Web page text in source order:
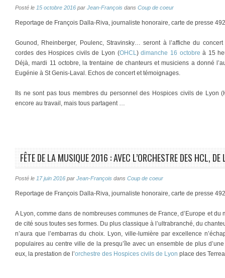
Posté le 15 octobre 2016 par Jean-François dans Coup de coeur
Reportage de François Dalla-Riva, journaliste honoraire, carte de presse
Gounod, Rheinberger, Poulenc, Stravinsky… seront à l’affiche du
cordes des Hospices civils de Lyon (OHCL )dimanche 16 octobreà 15
Déjà, mardi 11 octobre, la trentaine de chanteurs et musiciens a donné
Eugénie à St Genis-Laval. Echos de concert et témoignages.
Ils ne sont pas tous membres du personnel des Hospices civils de Lyon
encore au travail, mais tous partagent …
FÊTE DE LA MUSIQUE 2016 : AVEC L’ORCHESTRE DES HCL,
Posté le 17 juin 2016 par Jean-François dans Coup de coeur
Reportage de François Dalla-Riva, journaliste honoraire, carte de presse
A Lyon, comme dans de nombreuses communes de France, d’Europe et
de cité sous toutes ses formes. Du plus classique à l’ultrabranché, du
n’aura que l’embarras du choix. Lyon, ville-lumière par excellence
populaires au centre ville de la presqu’île avec un ensemble de plus d’une
eux, la prestation de l’orchestre des Hospices civils de Lyon place des